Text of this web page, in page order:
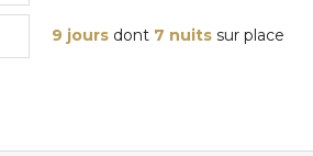
9 jours dont 7 nuits sur place